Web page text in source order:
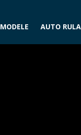
MODELE AUTO